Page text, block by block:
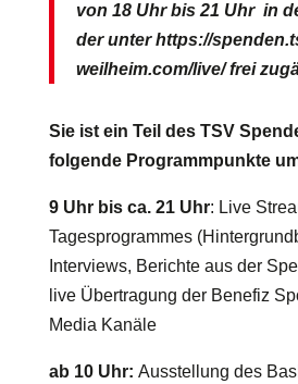
von 18 Uhr bis 21 Uhr in
der unter https://
weilheim.com/live/ frei
Sie ist ein Teil des TSV
folgende Programmpunkte
9 Uhr bis ca. 21 Uhr: Live
Tagesprogrammes
Interviews, Berichte aus der
live Übertragung der Benefiz
Media Kanäle
ab 10 Uhr: Ausstellung des